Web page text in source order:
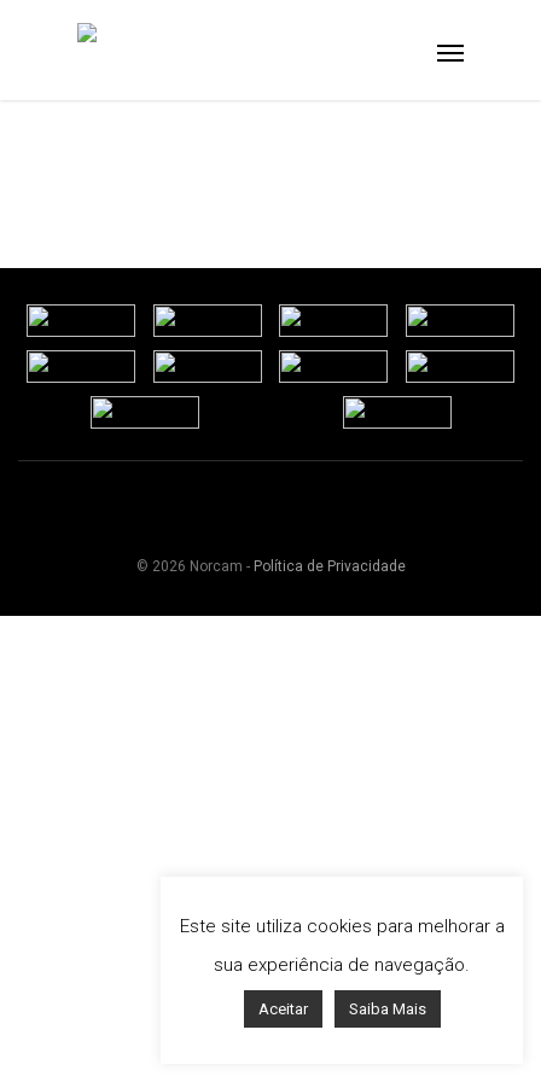
© 2026 Norcam - Política de Privacidade
Este site utiliza cookies para melhorar a
sua experiência de navegação.
Aceitar Saiba Mais